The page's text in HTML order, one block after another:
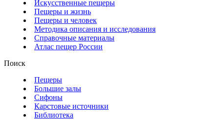
Искусственные пещеры
Пещеры и жизнь
Пещеры и человек
Методика описания и исследования
Справочные материалы
Атлас пещер России
Поиск
Пещеры
Большие залы
Сифоны
Карстовые источники
Библиотека